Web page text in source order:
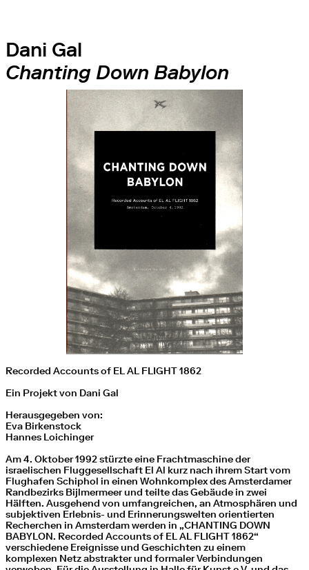
Dani Gal
Chanting Down Babylon
Recorded Accounts of EL AL FLIGHT 1862
Ein Projekt von Dani Gal
Herausgegeben von:
Eva Birkenstock
Hannes Loichinger
Am 4. Oktober 1992 stürzte eine Frachtmaschine der
israelischen Fluggesellschaft El Al kurz nach ihrem Start vom
Flughafen Schiphol in einen Wohnkomplex des Amsterdamer
Randbezirks Bijlmermeer und teilte das Gebäude in zwei
Hälften. Ausgehend von umfangreichen, an Atmosphären und
subjektiven Erlebnis- und Erinnerungswelten orientierten
Recherchen in Amsterdam werden in „CHANTING DOWN
BABYLON. Recorded Accounts of EL AL FLIGHT 1862“
verschiedene Ereignisse und Geschichten zu einem
komplexen Netz abstrakter und formaler Verbindungen